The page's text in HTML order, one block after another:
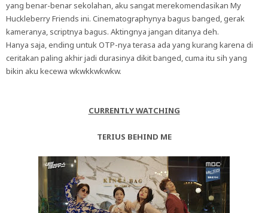
yang benar-benar sekolahan, aku sangat merekomendasikan My
Huckleberry Friends ini. Cinematographynya bagus banged, gerak
kameranya, scriptnya bagus. Aktingnya jangan ditanya deh.
Hanya saja, ending untuk OTP-nya terasa ada yang kurang karena di
ceritakan paling akhir jadi durasinya dikit banged, cuma itu sih yang
bikin aku kecewa wkwkkwkwkw.
CURRENTLY WATCHING
TERIUS BEHIND ME